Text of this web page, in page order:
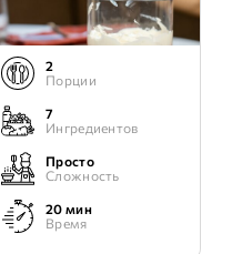
2
Порции
7
Ингредиентов
Просто
Сложность
20 мин
Время